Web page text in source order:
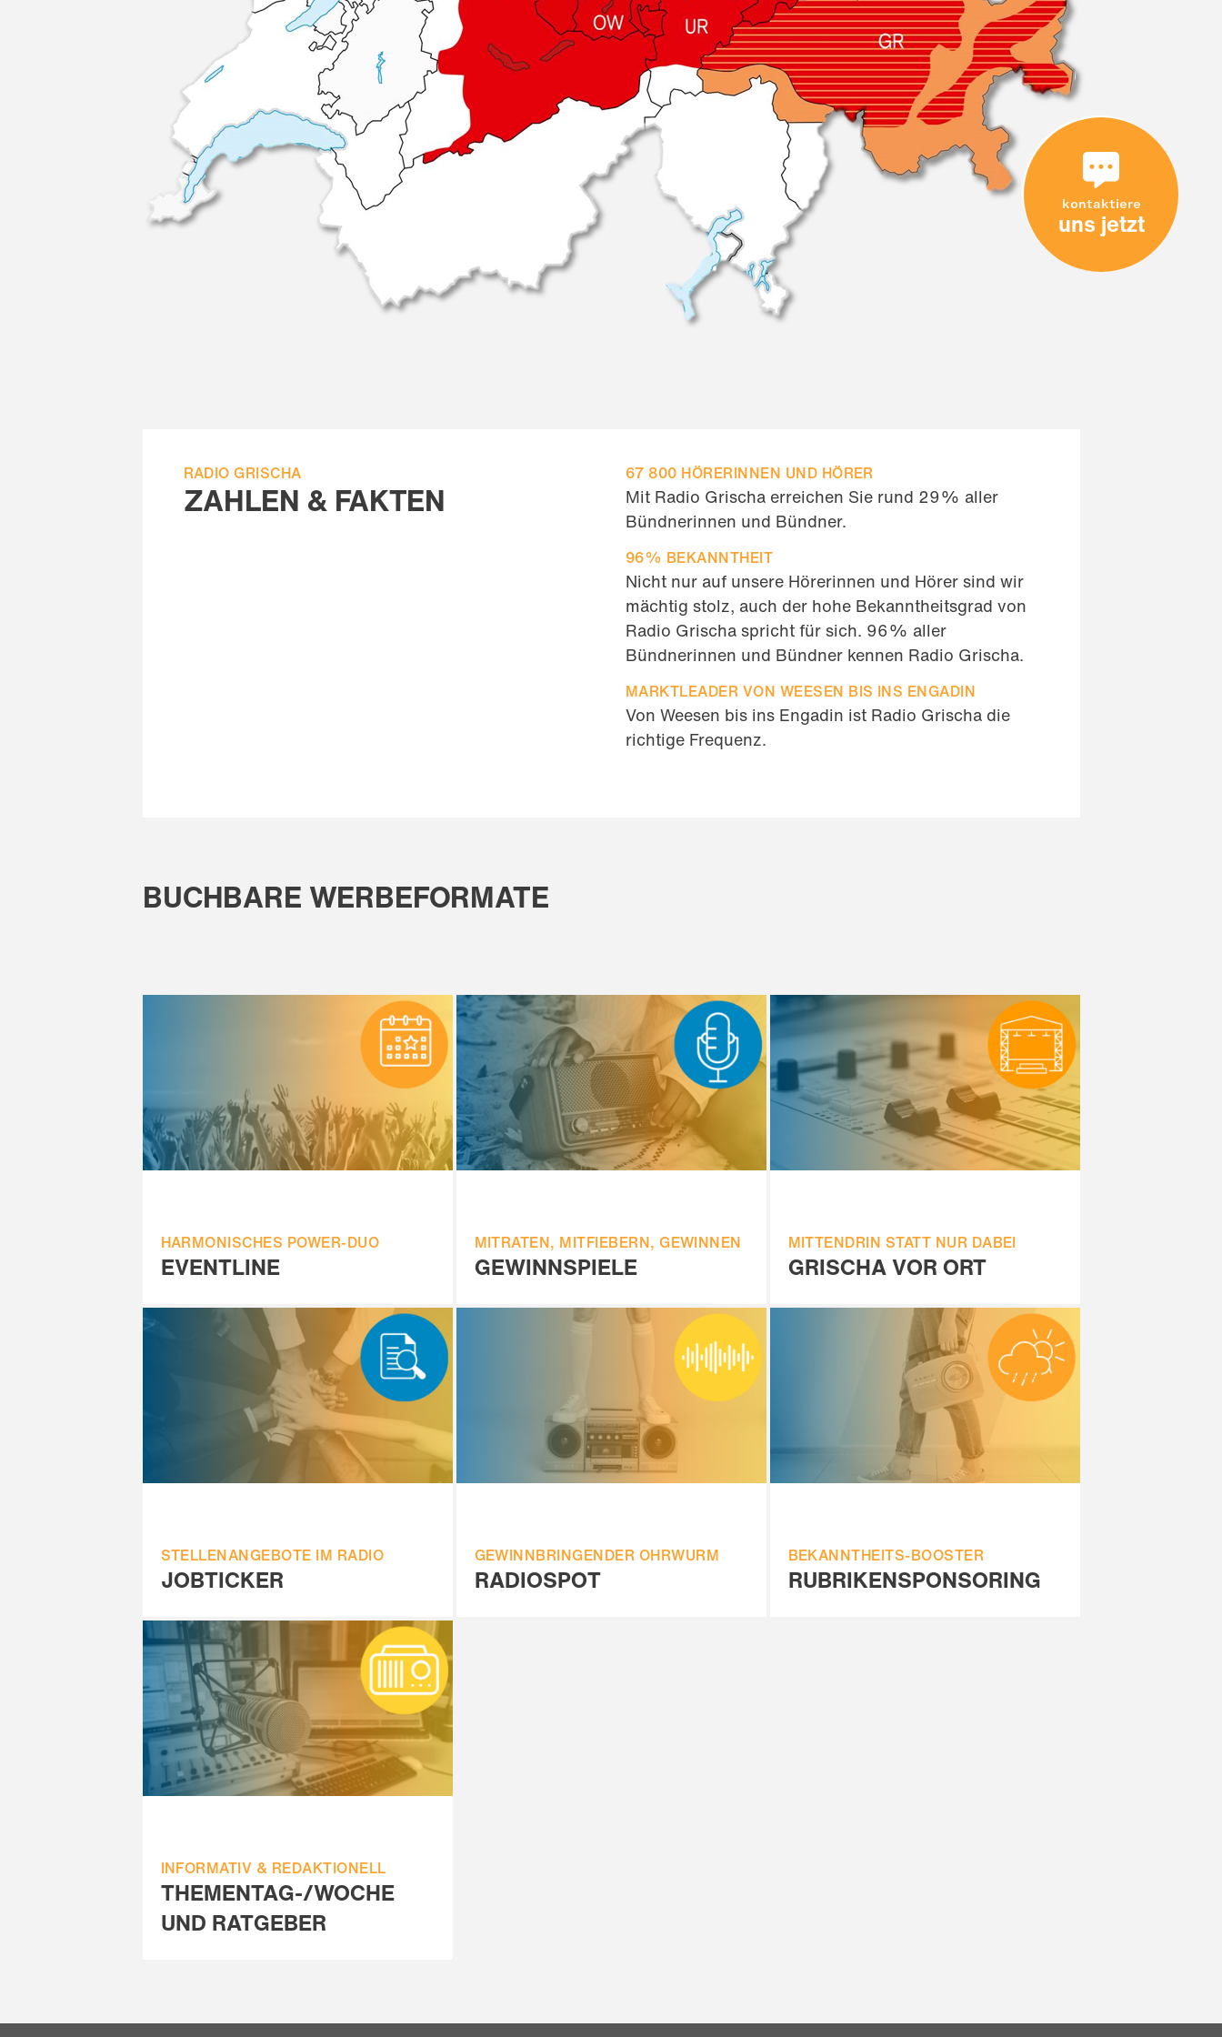
RADIO GRISCHA
ZAHLEN & FAKTEN
67 800 HÖRERINNEN UND HÖRER
Mit Radio Grischa erreichen Sie rund 29% aller
Bündnerinnen und Bündner.
96% BEKANNTHEIT
Nicht nur auf unsere Hörerinnen und Hörer sind wir
mächtig stolz, auch der hohe Bekanntheitsgrad von
Radio Grischa spricht für sich. 96% aller
Bündnerinnen und Bündner kennen Radio Grischa.
MARKTLEADER VON WEESEN BIS INS ENGADIN
Von Weesen bis ins Engadin ist Radio Grischa die
richtige Frequenz.
BUCHBARE WERBEFORMATE
HARMONISCHES POWER-DUO
EVENTLINE
MITRATEN, MITFIEBERN, GEWINNEN
GEWINNSPIELE
MITTENDRIN STATT NUR DABEI
GRISCHA VOR ORT
STELLENANGEBOTE IM RADIO
JOBTICKER
GEWINNBRINGENDER OHRWURM
RADIOSPOT
BEKANNTHEITS-BOOSTER
RUBRIKENSPONSORING
INFORMATIV & REDAKTIONELL
THEMENTAG-/WOCHE
UND RATGEBER
kontaktiere
uns jetzt